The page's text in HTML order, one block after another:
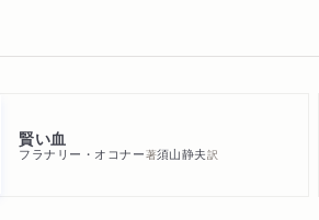
賢い血
フラナリー・オコナー著須山静夫訳